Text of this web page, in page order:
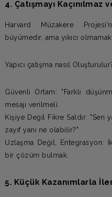
4. Çatışmayı Kaçınılmaz
Harvard Müzakere
büyümedir, ama yıkıcı olmamak
Yapıcı çatışma nasıl
Güvenli Ortam: "Farklı
mesajı verilmeli.
Kişiye Değil Fikre Saldır: "Sen
zayıf yanı ne olabilir?"
Uzlaşma Değil, Entegrasyon:
bir çözüm bulmak.
5. Küçük Kazanımlarla